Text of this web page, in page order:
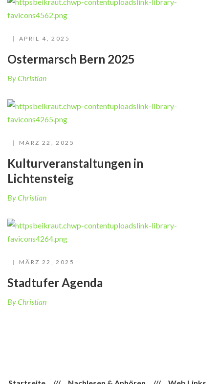
APRIL 4, 2025
Ostermarsch Bern 2025
By Christian
MÄRZ 22, 2025
Kulturveranstaltungen in
Lichtensteig
By Christian
MÄRZ 22, 2025
Stadtufer Agenda
By Christian